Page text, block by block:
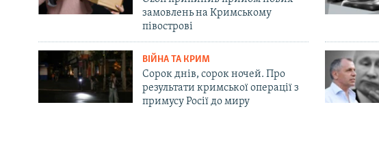
замовлень на Кримському
півострові
ВІЙНА ТА КРИМ
Сорок днів, сорок ночей. Про
результати кримської операції з
примусу Росії до миру